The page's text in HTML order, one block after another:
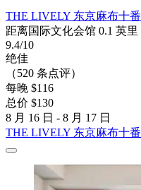
THE LIVELY 东京麻布十番
距离国际文化会馆 0.1 英里
9.4/10
绝佳
（520 条点评）
每晚 $116
总价 $130
8 月 16 日 - 8 月 17 日
THE LIVELY 东京麻布十番